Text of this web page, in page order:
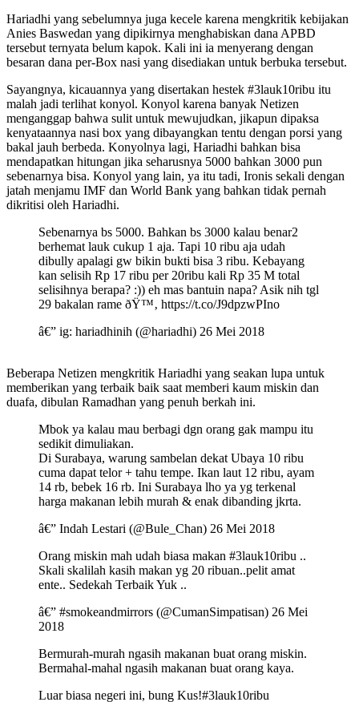
Hariadhi yang sebelumnya juga kecele karena mengkritik kebijakan
Anies Baswedan yang dipikirnya menghabiskan dana APBD
tersebut ternyata belum kapok. Kali ini ia menyerang dengan
besaran dana per-Box nasi yang disediakan untuk berbuka tersebut.
Sayangnya, kicauannya yang disertakan hestek #3lauk10ribu itu
malah jadi terlihat konyol. Konyol karena banyak Netizen
menganggap bahwa sulit untuk mewujudkan, jikapun dipaksa
kenyataannya nasi box yang dibayangkan tentu dengan porsi yang
bakal jauh berbeda. Konyolnya lagi, Hariadhi bahkan bisa
mendapatkan hitungan jika seharusnya 5000 bahkan 3000 pun
sebenarnya bisa. Konyol yang lain, ya itu tadi, Ironis sekali dengan
jatah menjamu IMF dan World Bank yang bahkan tidak pernah
dikritisi oleh Hariadhi.
Sebenarnya bs 5000. Bahkan bs 3000 kalau benar2
berhemat lauk cukup 1 aja. Tapi 10 ribu aja udah
dibully apalagi gw bikin bukti bisa 3 ribu. Kebayang
kan selisih Rp 17 ribu per 20ribu kali Rp 35 M total
selisihnya berapa? :)) eh mas bantuin napa? Asik nih tgl
29 bakalan rame ðŸ™‚ https://t.co/J9dpzwPIno
â€” ig: hariadhinih (@hariadhi) 26 Mei 2018
Beberapa Netizen mengkritik Hariadhi yang seakan lupa untuk
memberikan yang terbaik baik saat memberi kaum miskin dan
duafa, dibulan Ramadhan yang penuh berkah ini.
Mbok ya kalau mau berbagi dgn orang gak mampu itu
sedikit dimuliakan.
Di Surabaya, warung sambelan dekat Ubaya 10 ribu
cuma dapat telor + tahu tempe. Ikan laut 12 ribu, ayam
14 rb, bebek 16 rb. Ini Surabaya lho ya yg terkenal
harga makanan lebih murah & enak dibanding jkrta.
â€” Indah Lestari (@Bule_Chan) 26 Mei 2018
Orang miskin mah udah biasa makan #3lauk10ribu ..
Skali skalilah kasih makan yg 20 ribuan..pelit amat
ente.. Sedekah Terbaik Yuk ..
â€” #smokeandmirrors (@CumanSimpatisan) 26 Mei
2018
Bermurah-murah ngasih makanan buat orang miskin.
Bermahal-mahal ngasih makanan buat orang kaya.
Luar biasa negeri ini, bung Kus!#3lauk10ribu